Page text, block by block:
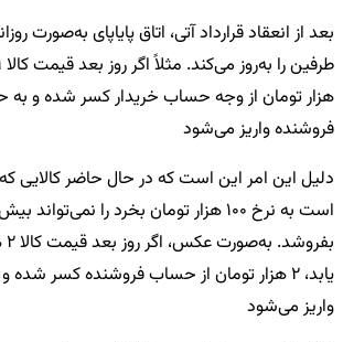
بعد از انعقاد قرارداد آتی، اتاق پایاپای به‌صورت
هزار تومان از وجه حساب خریدار کسر شده و
فروشنده واریز می‌شود
دلیل این امر این است که در حال حاضر کالایی
یابد، 2 هزار تومان از حساب فروشنده کسر
واریز می‌شود